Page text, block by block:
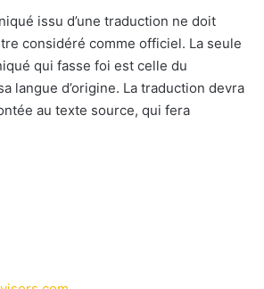
issu d’une traduction ne doit
considéré comme officiel. La seule
qui fasse foi est celle du
langue d’origine. La traduction devra
au texte source, qui fera